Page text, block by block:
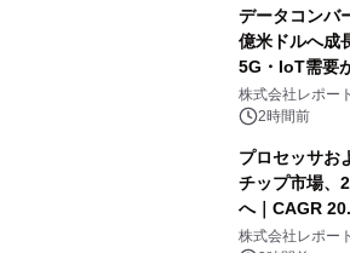
データコンバ
億米ドルへ成
5G・IoT需要
株式会社レポー
2時間前
プロセッサお
チップ市場、
へ｜CAGR
ー需要が成長
株式会社レポー